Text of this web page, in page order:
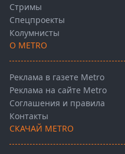
Стримы
Спецпроекты
Колумнисты
О METRO
Реклама в газете Metro
Реклама на сайте Metro
Соглашения и правила
Контакты
СКАЧАЙ METRO